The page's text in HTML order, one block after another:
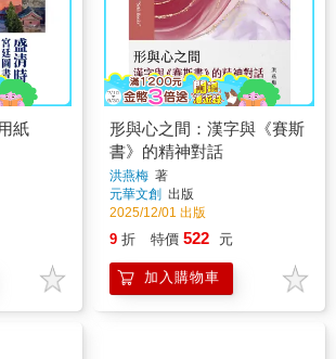
紙
形與心之間：漢字與《賽斯
書》的精神對話
洪燕梅 著
元華文創 出版
2025/12/01 出版
9 折 特價 522 元
加入購物車